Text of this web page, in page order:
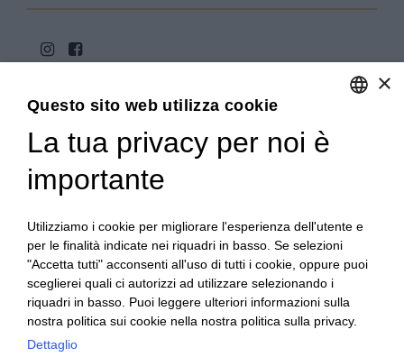
Copyright 2020© Regali Digusto è un marchio di Olio
10022 Carmagnola (TO) - PIVA 07980320019
Creato da:etinet.it
×
Questo sito web utilizza cookie
La tua privacy per noi è
importante
Utilizziamo i cookie per migliorare l'esperienza dell'utente e
per le finalità indicate nei riquadri in basso. Se selezioni
"Accetta tutti" acconsenti all'uso di tutti i cookie, oppure puoi
sceglierei quali ci autorizzi ad utilizzare selezionando i
riquadri in basso. Puoi leggere ulteriori informazioni sulla
nostra politica sui cookie nella nostra politica sulla privacy.
Dettaglio